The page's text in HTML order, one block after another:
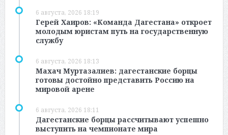
6 августа, 2026 18:19
Герей Хаиров: «Команда Дагестана» откроет
молодым юристам путь на государственную
службу
6 августа, 2026 18:13
Махач Муртазалиев: дагестанские борцы
готовы достойно представить Россию на
мировой арене
6 августа, 2026 18:11
Дагестанские борцы рассчитывают успешно
выступить на чемпионате мира